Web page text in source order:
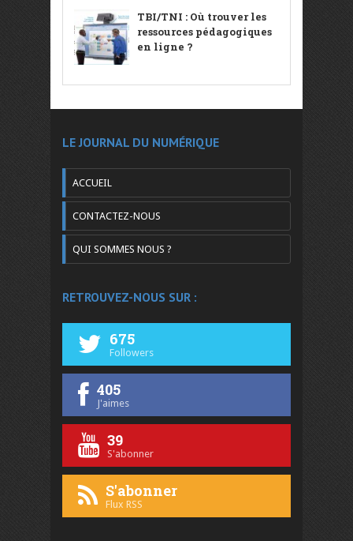
TBI/TNI : Où trouver les
ressources pédagogiques
en ligne ?
LE JOURNAL DU NUMÉRIQUE
ACCUEIL
CONTACTEZ-NOUS
QUI SOMMES NOUS ?
RETROUVEZ-NOUS SUR :
675
Followers
405
J'aimes
39
S'abonner
S'abonner
Flux RSS